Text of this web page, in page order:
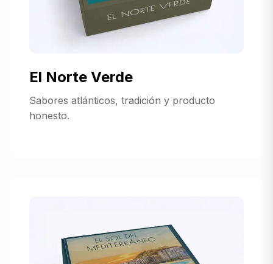
El Norte Verde
Sabores atlánticos, tradición y producto
honesto.